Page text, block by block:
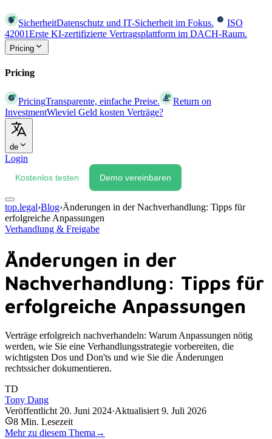
SicherheitDatenschutz und IT-Sicherheit im Fokus.
ISO
42001Erste KI-zertifizierte Vertragsplattform im DACH-Raum.
Pricing
Pricing
PricingTransparente, einfache Preise.
Return on
InvestmentWieviel Geld kosten Verträge?
de
Login
Kostenlos testen Demo vereinbaren
top.legal›Blog›Änderungen in der Nachverhandlung: Tipps für
erfolgreiche Anpassungen
Verhandlung & Freigabe
Änderungen in der
Nachverhandlung: Tipps für
erfolgreiche Anpassungen
Verträge erfolgreich nachverhandeln: Warum Anpassungen nötig
werden, wie Sie eine Verhandlungsstrategie vorbereiten, die
wichtigsten Dos und Don'ts und wie Sie die Änderungen
rechtssicher dokumentieren.
TD
Tony Dang
Veröffentlicht 20. Juni 2024·Aktualisiert 9. Juli 2026
8 Min. Lesezeit
Mehr zu diesem Thema →